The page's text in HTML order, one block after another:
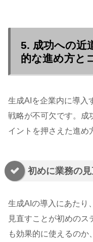
5. 成功への近
的な進め方と
生成AIを企業内に導入
戦略が不可欠です。成
イントを押さえた進め
初めに業務の見
生成AIの導入にあたり
見直すことが初めのス
も効果的に使えるのか